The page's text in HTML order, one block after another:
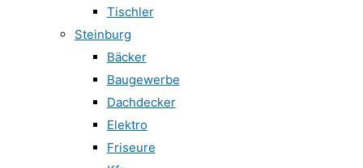
Tischler
Steinburg
Bäcker
Baugewerbe
Dachdecker
Elektro
Friseure